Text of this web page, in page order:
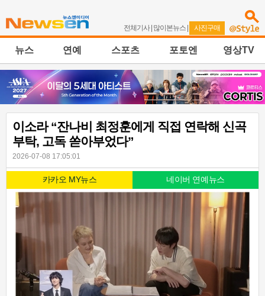
전체기사| 많이본뉴스 | 사진구매
뉴스 연예 스포츠 포토엔 영상TV
이소라 “잔나비 최정훈에게 직접 연락해 신곡
부탁, 고독 쏟아부었다”
2026-07-08 17:05:01
카카오 MY뉴스 네이버 연예뉴스